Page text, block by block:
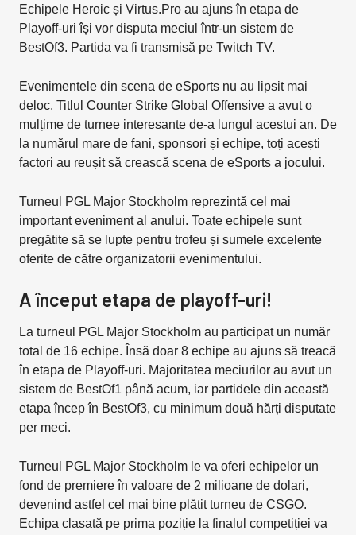
Echipele Heroic și Virtus.Pro au ajuns în etapa de
Playoff-uri își vor disputa meciul într-un sistem de
BestOf3. Partida va fi transmisă pe Twitch TV.
Evenimentele din scena de eSports nu au lipsit mai
deloc. Titlul Counter Strike Global Offensive a avut o
mulțime de turnee interesante de-a lungul acestui an. De
la numărul mare de fani, sponsori și echipe, toți acești
factori au reușit să crească scena de eSports a jocului.
Turneul PGL Major Stockholm reprezintă cel mai
important eveniment al anului. Toate echipele sunt
pregătite să se lupte pentru trofeu și sumele excelente
oferite de către organizatorii evenimentului.
A început etapa de playoff-uri!
La turneul PGL Major Stockholm au participat un număr
total de 16 echipe. Însă doar 8 echipe au ajuns să treacă
în etapa de Playoff-uri. Majoritatea meciurilor au avut un
sistem de BestOf1 până acum, iar partidele din această
etapa încep în BestOf3, cu minimum două hărți disputate
per meci.
Turneul PGL Major Stockholm le va oferi echipelor un
fond de premiere în valoare de 2 milioane de dolari,
devenind astfel cel mai bine plătit turneu de CSGO.
Echipa clasată pe prima poziție la finalul competiției va